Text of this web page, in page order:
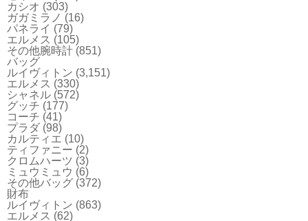
カシオ (303)
ガガミラノ (16)
パネライ (79)
エルメス (105)
その他腕時計 (851)
バッグ
ルイヴィトン (3,151)
エルメス (330)
シャネル (572)
グッチ (177)
コーチ (41)
プラダ (98)
カルティエ (10)
ティファニー (2)
クロムハーツ (3)
ミュウミュウ (6)
その他バッグ (372)
財布
ルイヴィトン (863)
エルメス (62)